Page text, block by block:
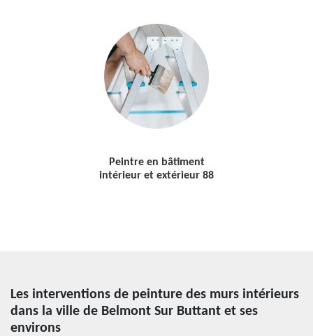
Peintre en bâtiment
intérieur et extérieur 88
Les interventions de peinture des murs intérieurs
dans la ville de Belmont Sur Buttant et ses
environs